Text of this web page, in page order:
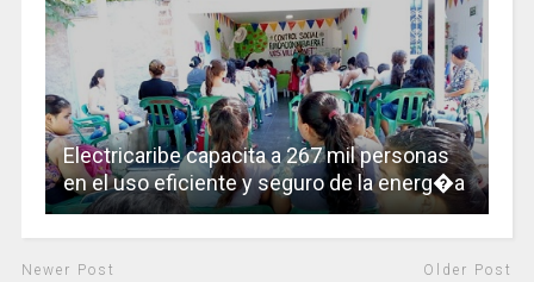
Electricaribe capacita a 267 mil personas
en el uso eficiente y seguro de la energ�a
Newer Post Older Post